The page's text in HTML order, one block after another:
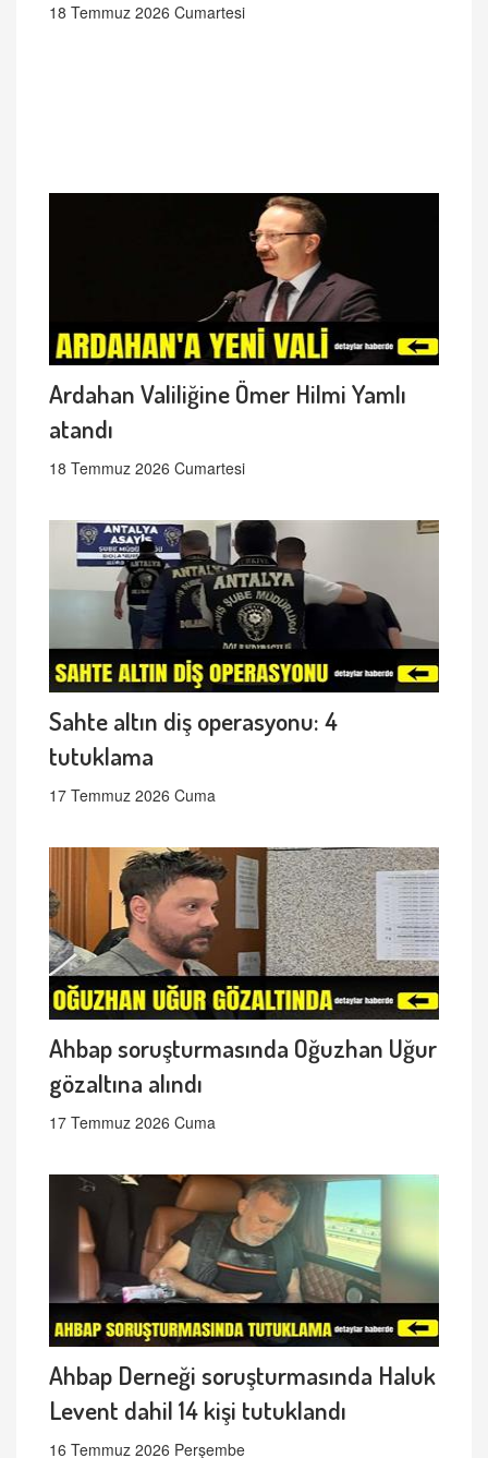
18 Temmuz 2026 Cumartesi
Ardahan Valiliğine Ömer Hilmi Yamlı
atandı
18 Temmuz 2026 Cumartesi
Sahte altın diş operasyonu: 4
tutuklama
17 Temmuz 2026 Cuma
Ahbap soruşturmasında Oğuzhan Uğur
gözaltına alındı
17 Temmuz 2026 Cuma
Ahbap Derneği soruşturmasında Haluk
Levent dahil 14 kişi tutuklandı
16 Temmuz 2026 Perşembe